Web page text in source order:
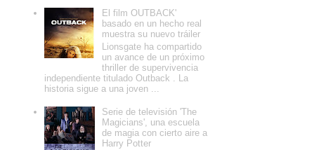
El film OUTBACK'
basado en un hecho real
muestra su nuevo tráiler
Lionsgate ha compartido
un avance de un próximo
thriller de supervivencia
independiente titulado Outback . La
historia sigue a una joven ...
Serie de televisión 'The
Magicians', una escuela
de magia con cierto aire a
Harry Potter